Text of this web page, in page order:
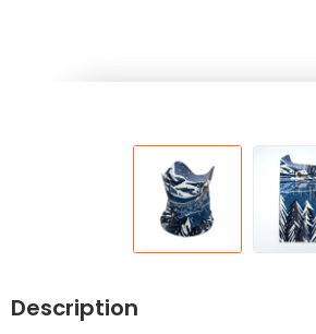
Description